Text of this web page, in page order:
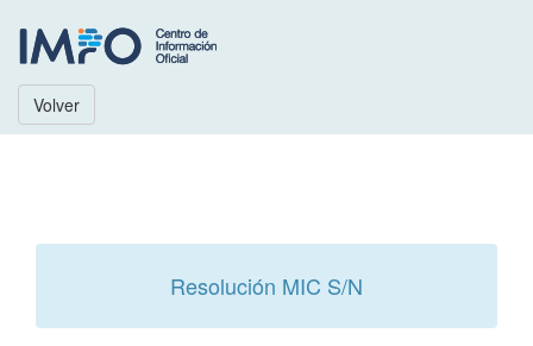
Volver
Resolución MIC S/N